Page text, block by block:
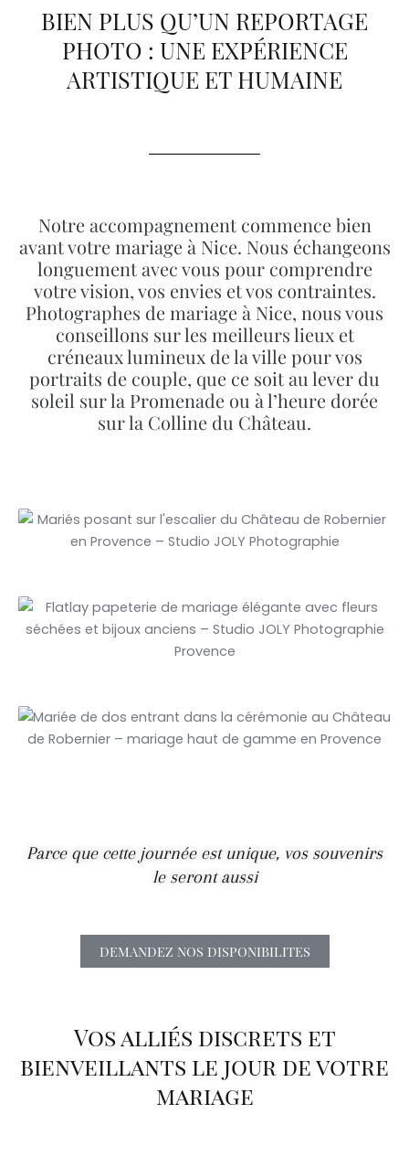
BIEN PLUS QU’UN REPORTAGE
PHOTO : UNE EXPÉRIENCE
ARTISTIQUE ET HUMAINE
Notre accompagnement commence bien
avant votre mariage à Nice. Nous échangeons
longuement avec vous pour comprendre
votre vision, vos envies et vos contraintes.
Photographes de mariage à Nice, nous vous
conseillons sur les meilleurs lieux et
créneaux lumineux de la ville pour vos
portraits de couple, que ce soit au lever du
soleil sur la Promenade ou à l’heure dorée
sur la Colline du Château.
Parce que cette journée est unique, vos souvenirs
le seront aussi
DEMANDEZ NOS DISPONIBILITES
Vos alliés discrets et
bienveillants le jour de votre
mariage